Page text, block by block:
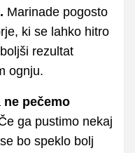
Marinade pogosto
ki se lahko hitro
rezultat
ognju.
ne pečemo
ga pustimo nekaj
bo speklo bolj